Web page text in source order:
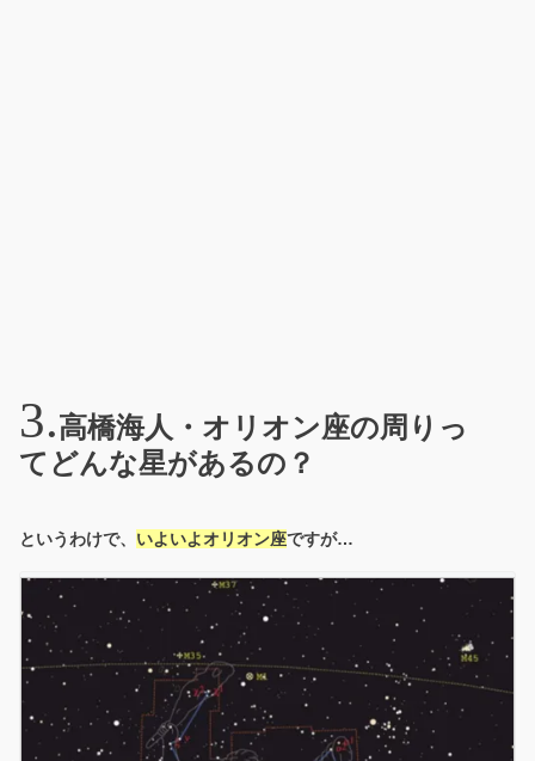
高橋海人・オリオン座の周りっ
てどんな星があるの？
というわけで、 いよいよオリオン座ですが…